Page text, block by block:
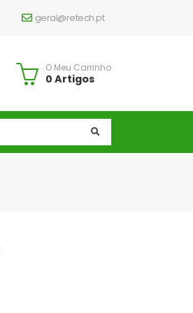
geral@retech.pt
O Meu Carrinho
0 Artigos